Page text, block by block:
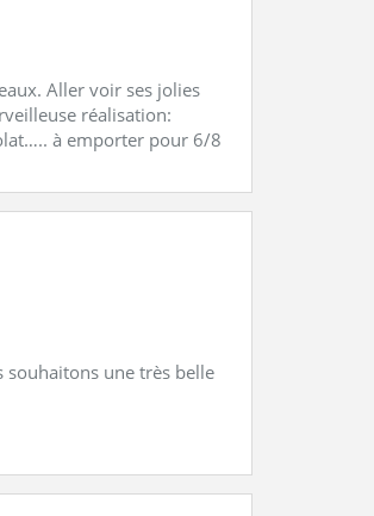
Aller voir ses jolies
réalisation:
à emporter pour 6/8
une très belle